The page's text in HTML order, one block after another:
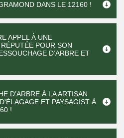
DANS LE 12160 !
APPEL À UNE
POUR SON
D’ARBRE ET
D’ARBRE À LA ARTISAN
ET PAYSAGIST À
!